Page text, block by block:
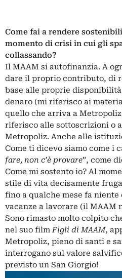
Come fai a rendere
momento di crisi in cui gli
collassando?
Il MAAM si autofinanzia. A
dare il proprio contributo, di
base alle proprie
denaro (mi riferisco ai
quello che arriva a
riferisco alle sottoscrizioni o
Metropoliz. Anche alle
Come ti dicevo siamo come i
fare, non c’è provare”, come
Come mi sostento io? Al
stile di vita decisamente
fino a qualche mese fa
vacanze a lavorare (il MAAM
Sono rimasto molto colpito
nel suo filmFigli di MAAM,
Metropoliz, pieno di santi e
interrogano sul valore
previsto un San Giorgio!